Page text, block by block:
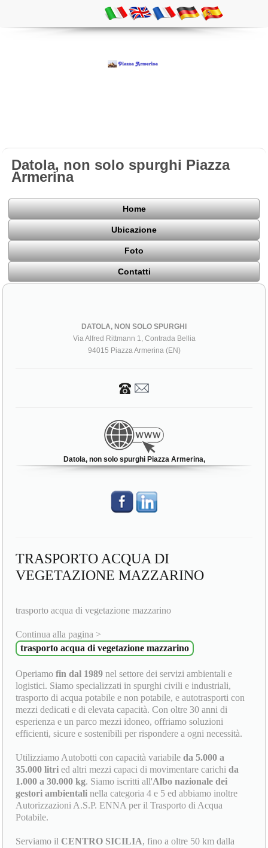
Datola, non solo spurghi Piazza
Armerina
Home
Ubicazione
Foto
Contatti
DATOLA, NON SOLO SPURGHI
Via Alfred Rittmann 1, Contrada Bellia
94015 Piazza Armerina (EN)
Datola, non solo spurghi Piazza Armerina,
TRASPORTO ACQUA DI
VEGETAZIONE MAZZARINO
trasporto acqua di vegetazione mazzarino
Continua alla pagina >
trasporto acqua di vegetazione mazzarino
Operiamofin dal 1989 nel settore dei servizi ambientali e
logistici. Siamo specializzati in spurghi civili e industriali,
trasporto di acqua potabile e non potabile, e autotrasporti con
mezzi dedicati e di elevata capacità. Con oltre 30 anni di
esperienza e un parco mezzi idoneo, offriamo soluzioni
efficienti, sicure e sostenibili per rispondere a ogni necessità.
Utilizziamo Autobotti con capacità variabileda 5.000 a
35.000 litri ed altri mezzi capaci di movimentare carichida
1.000 a 30.000 kg. Siamo iscritti all'Albo nazionale dei
gestori ambientali nella categoria 4 e 5 ed abbiamo inoltre
Autorizzazioni A.S.P. ENNA per il Trasporto di Acqua
Potabile.
Serviamo il CENTRO SICILIA, fino a oltre 50 km dalla